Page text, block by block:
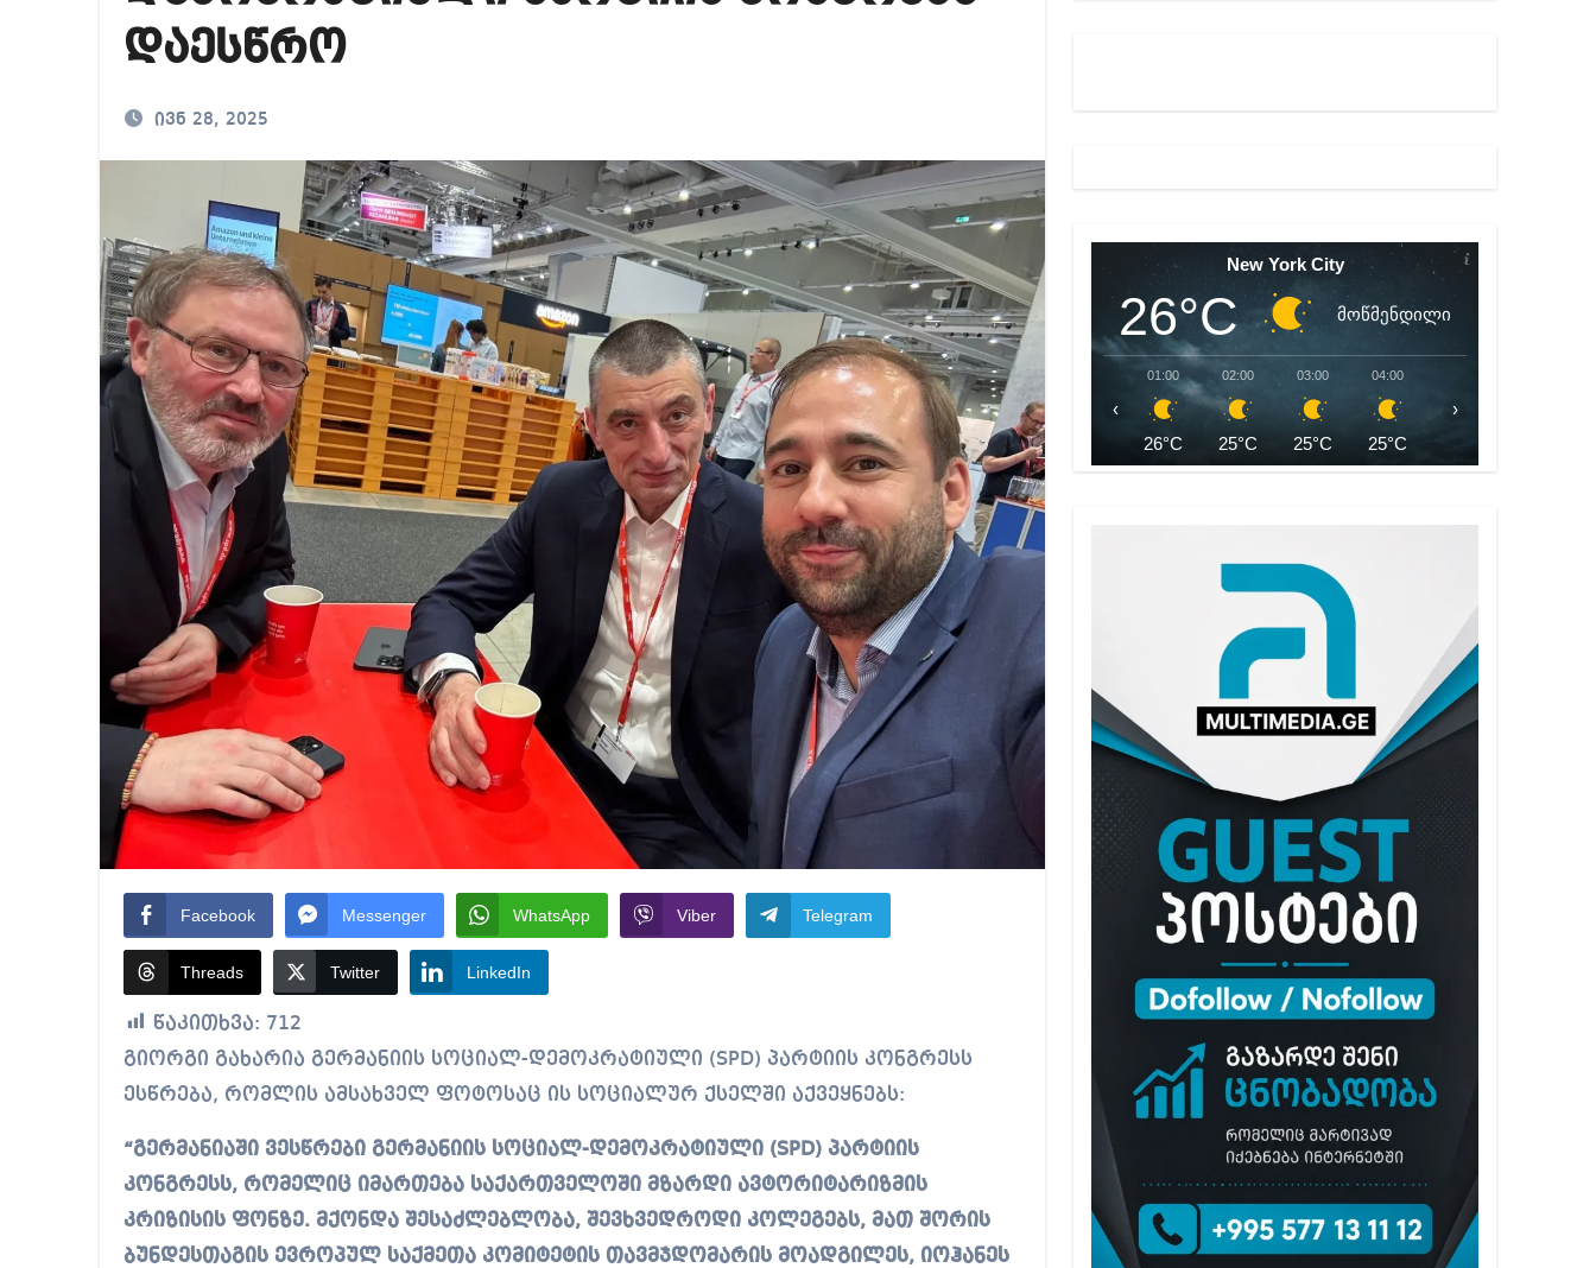
იმდენად დიდია საზოგადოებაში აგრესია, რომ ბოლოს, შეიძლება ტრაგიკულ შედეგებამდე მივიდეთ – ირმა ინაშვილი
დაესწრო
ივნ 28, 2025
Facebook Messenger WhatsApp Viber Telegram
Threads Twitter LinkedIn
წაკითხვა: 712
გიორგი გახარია გერმანიის სოციალ-დემოკრატიული (SPD) პარტიის კონგრესს
ესწრება, რომლის ამსახველ ფოტოსაც ის სოციალურ ქსელში აქვეყნებს:
“გერმანიაში ვესწრები გერმანიის სოციალ-დემოკრატიული (SPD) პარტიის
კონგრესს, რომელიც იმართება საქართველოში მზარდი ავტორიტარიზმის
კრიზისის ფონზე. მქონდა შესაძლებლობა, შევხვედროდი კოლეგებს, მათ შორის
ბუნდესთაგის ევროპულ საქმეთა კომიტეტის თავმჯდომარის მოადგილეს, იოჰანეს
New York City
26°C მოწმენდილი
01:00
26°C
02:00
25°C
03:00
25°C
04:00
25°C
‹ ›